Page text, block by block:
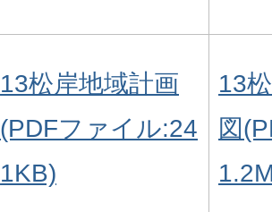
13松岸地域計画
(PDFファイル:24
1KB)
13
図